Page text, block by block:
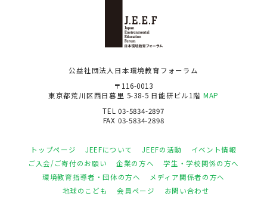
公益社団法人日本環境教育フォーラム
〒116-0013
東京都荒川区西日暮里 5-38-5 日能研ビル1階 MAP
TEL 03-5834-2897
FAX 03-5834-2898
トップページ JEEFについて JEEFの活動
イベント情報
ご入会/ご寄付のお願い
企業の方へ
学生・学校関係の方へ
環境教育指導者・団体の方へ
メディア関係者の方へ
地球のこども
会員ページ お問い合わせ